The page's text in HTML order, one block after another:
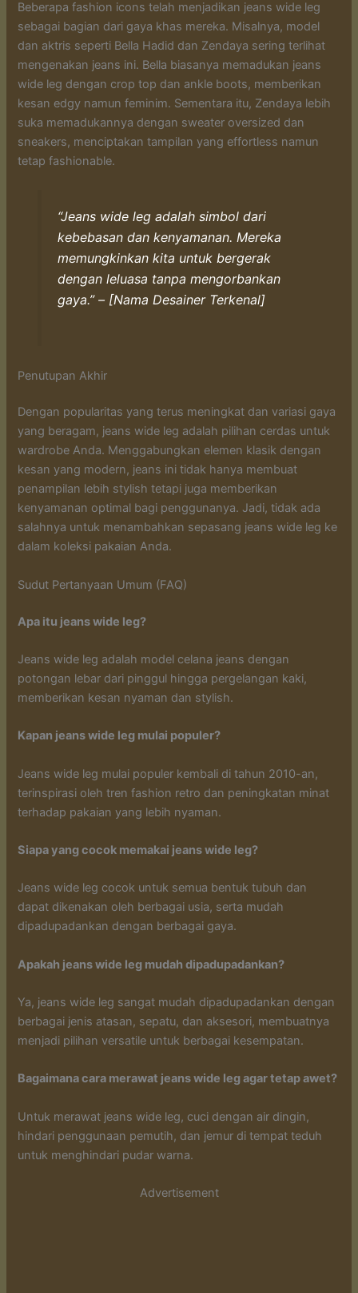
Beberapa fashion icons telah menjadikan jeans wide leg
sebagai bagian dari gaya khas mereka. Misalnya, model
dan aktris seperti Bella Hadid dan Zendaya sering terlihat
mengenakan jeans ini. Bella biasanya memadukan jeans
wide leg dengan crop top dan ankle boots, memberikan
kesan edgy namun feminim. Sementara itu, Zendaya lebih
suka memadukannya dengan sweater oversized dan
sneakers, menciptakan tampilan yang effortless namun
tetap fashionable.
“Jeans wide leg adalah simbol dari
kebebasan dan kenyamanan. Mereka
memungkinkan kita untuk bergerak
dengan leluasa tanpa mengorbankan
gaya.” – [Nama Desainer Terkenal]
Penutupan Akhir
Dengan popularitas yang terus meningkat dan variasi gaya
yang beragam, jeans wide leg adalah pilihan cerdas untuk
wardrobe Anda. Menggabungkan elemen klasik dengan
kesan yang modern, jeans ini tidak hanya membuat
penampilan lebih stylish tetapi juga memberikan
kenyamanan optimal bagi penggunanya. Jadi, tidak ada
salahnya untuk menambahkan sepasang jeans wide leg ke
dalam koleksi pakaian Anda.
Sudut Pertanyaan Umum (FAQ)
Apa itu jeans wide leg?
Jeans wide leg adalah model celana jeans dengan
potongan lebar dari pinggul hingga pergelangan kaki,
memberikan kesan nyaman dan stylish.
Kapan jeans wide leg mulai populer?
Jeans wide leg mulai populer kembali di tahun 2010-an,
terinspirasi oleh tren fashion retro dan peningkatan minat
terhadap pakaian yang lebih nyaman.
Siapa yang cocok memakai jeans wide leg?
Jeans wide leg cocok untuk semua bentuk tubuh dan
dapat dikenakan oleh berbagai usia, serta mudah
dipadupadankan dengan berbagai gaya.
Apakah jeans wide leg mudah dipadupadankan?
Ya, jeans wide leg sangat mudah dipadupadankan dengan
berbagai jenis atasan, sepatu, dan aksesori, membuatnya
menjadi pilihan versatile untuk berbagai kesempatan.
Bagaimana cara merawat jeans wide leg agar tetap awet?
Untuk merawat jeans wide leg, cuci dengan air dingin,
hindari penggunaan pemutih, dan jemur di tempat teduh
untuk menghindari pudar warna.
Advertisement